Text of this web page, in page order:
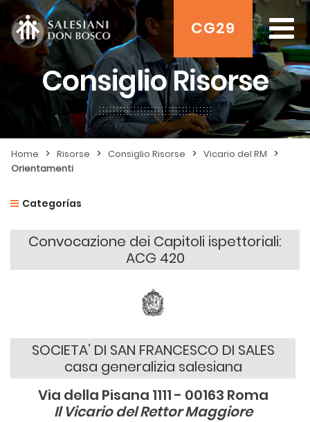
CG29
Consiglio Risorse
Home > Risorse > Consiglio Risorse > Vicario del RM >
Orientamenti
Categorías
Convocazione dei Capitoli ispettoriali:
ACG 420
SOCIETA’ DI SAN FRANCESCO DI SALES
casa generalizia salesiana
Via della Pisana 1111 - 00163 Roma
Il Vicario del Rettor Maggiore